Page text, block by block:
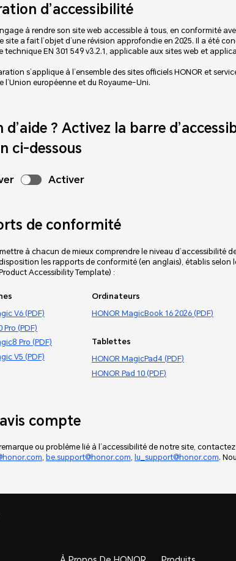
d’accessibilité
à rendre son site web accessible à tous, en conformité
site a fait l’objet d’une révision approfondie en 2025. Il a été
technique EN 301 549 v3.2.1, applicable aux sites web et
s’applique à l’ensemble des sites officiels HONOR et
l’Union européenne et du Royaume-Uni.
d’aide ? Activez la barre
ci-dessous
Activer
de conformité
à chacun de mieux comprendre le niveau d’accessibilité
les rapports de conformité (en anglais), établis selon
Accessibility Template) :
V6 (PDF)
Pro (PDF)
Pro (PDF)
V5 (PDF)
Ordinateurs
HONOR MagicBook 16 2026 (PDF)
Tablettes
HONOR MagicPad4 (PDF)
HONOR Pad 10 (PDF)
compte
ou problème lié à l’accessibilité de notre site,
, be.support@honor.com, lu_support@honor.com.